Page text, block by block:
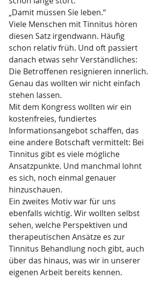
„Damit müssen Sie leben.“
Viele Menschen mit Tinnitus hören
diesen Satz irgendwann. Häufig
schon relativ früh. Und oft passiert
danach etwas sehr Verständliches:
Die Betroffenen resignieren innerlich.
Genau das wollten wir nicht einfach
stehen lassen.
Mit dem Kongress wollten wir ein
kostenfreies, fundiertes
Informationsangebot schaffen, das
eine andere Botschaft vermittelt: Bei
Tinnitus gibt es viele mögliche
Ansatzpunkte. Und manchmal lohnt
es sich, noch einmal genauer
hinzuschauen.
Ein zweites Motiv war für uns
ebenfalls wichtig. Wir wollten selbst
sehen, welche Perspektiven und
therapeutischen Ansätze es zur
Tinnitus Behandlung noch gibt, auch
über das hinaus, was wir in unserer
eigenen Arbeit bereits kennen.